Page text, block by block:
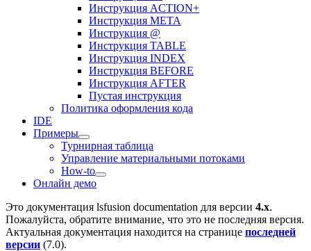
Инструкция ACTION+
Инструкция META
Инструкция @
Инструкция TABLE
Инструкция INDEX
Инструкция BEFORE
Инструкция AFTER
Пустая инструкция
Политика оформления кода
IDE
Примеры
Турнирная таблица
Управление материальными потоками
How-to
Онлайн демо
Это документация lsfusion documentation для версии 4.x.
Пожалуйста, обратите внимание, что это не последняя версия.
Актуальная документация находится на странице последней
версии (7.0).